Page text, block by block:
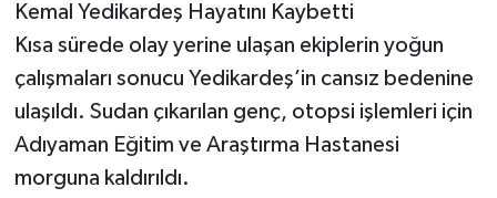
Kemal Yedikardeş Hayatını Kaybetti
Kısa sürede olay yerine ulaşan ekiplerin yoğun
çalışmaları sonucu Yedikardeş’in cansız bedenine
ulaşıldı. Sudan çıkarılan genç, otopsi işlemleri için
Adıyaman Eğitim ve Araştırma Hastanesi
morguna kaldırıldı.